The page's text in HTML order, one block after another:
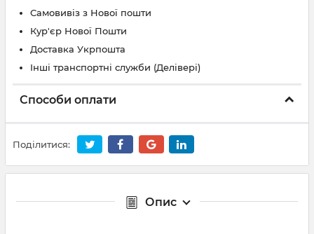
Самовивіз з Нової пошти
Кур'єр Нової Пошти
Доставка Укрпошта
Інші транспортні служби (Делівері)
Способи оплати
Поділитися:
Опис